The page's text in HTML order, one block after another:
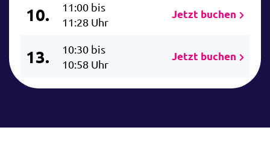
10.
11:00 bis
11:28 Uhr
Jetzt buchen
13.
10:30 bis
10:58 Uhr
Jetzt buchen